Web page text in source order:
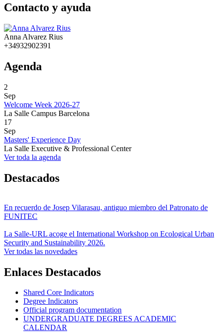
Contacto y ayuda
Anna Alvarez Rius
+34932902391
Agenda
2
Sep
Welcome Week 2026-27
La Salle Campus Barcelona
17
Sep
Masters' Experience Day
La Salle Executive & Professional Center
Ver toda la agenda
Destacados
En recuerdo de Josep Vilarasau, antiguo miembro del Patronato de
FUNITEC
La Salle-URL acoge el International Workshop on Ecological Urban
Security and Sustainability 2026.
Ver todas las novedades
Enlaces Destacados
Shared Core Indicators
Degree Indicators
Official program documentation
UNDERGRADUATE DEGREES ACADEMIC
CALENDAR